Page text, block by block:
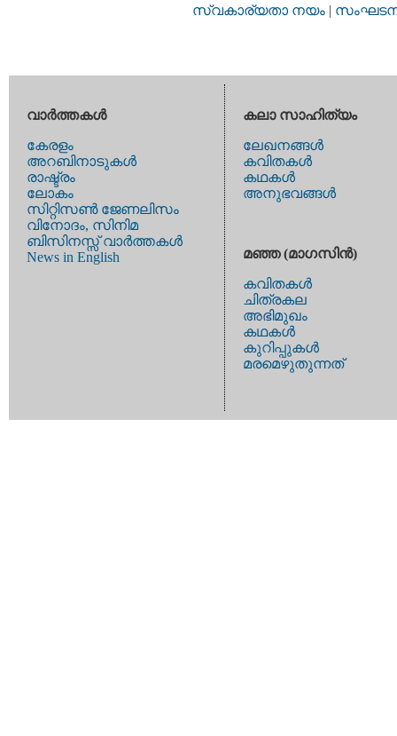
സ്വകാര്യതാ നയം |
വാര്‍ത്തകള്‍
കേരളം
അറബിനാടുകള്‍
രാഷ്ട്രം
ലോകം
സിറ്റിസണ്‍ ജേണലിസം
വിനോദം, സിനിമ
ബിസിനസ്സ് വാര്‍ത്തകള്‍
News in English
കലാ സാഹിത്യം
ലേഖനങ്ങള്‍
കവിതകള്‍
കഥകള്‍
അനുഭവങ്ങള്‍
മഞ്ഞ (മാഗസിന്‍)
കവിതകള്‍
ചിത്രകല
അഭിമുഖം
കഥകള്‍
കുറിപ്പുകള്‍
മരമെഴുതുന്നത്